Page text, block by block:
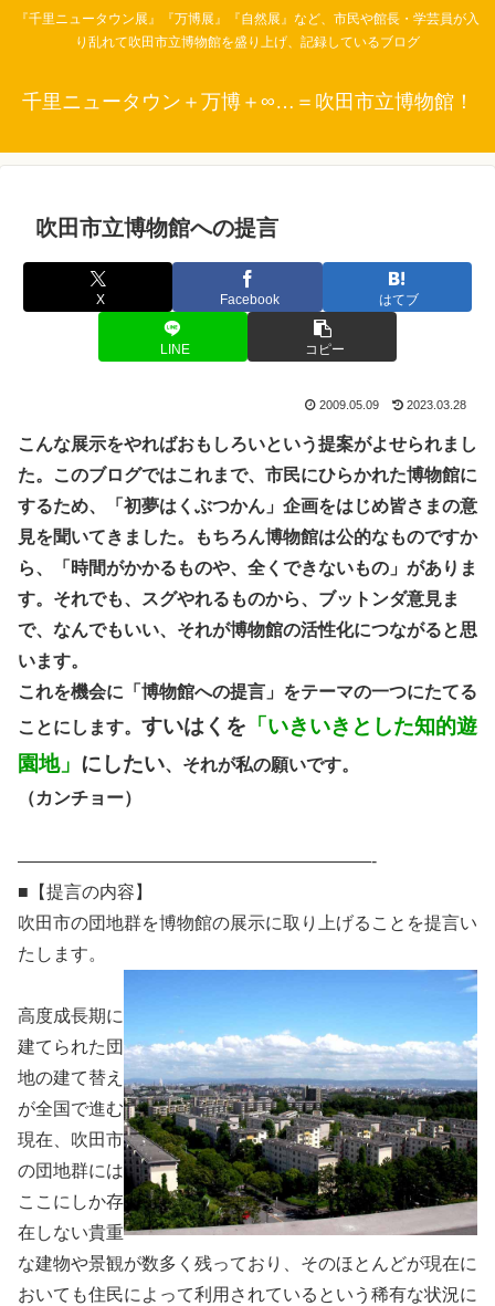
『千里ニュータウン展』『万博展』『自然展』など、市民や館長・学芸員が入
り乱れて吹田市立博物館を盛り上げ、記録しているブログ
千里ニュータウン＋万博＋∞…＝吹田市立博物館！
吹田市立博物館への提言
X Facebook はてブ
LINE コピー
2009.05.09 2023.03.28
こんな展示をやればおもしろいという提案がよせられまし
た。このブログではこれまで、市民にひらかれた博物館に
するため、「初夢はくぶつかん」企画をはじめ皆さまの意
見を聞いてきました。もちろん博物館は公的なものですか
ら、「時間がかかるものや、全くできないもの」がありま
す。それでも、スグやれるものから、ブットンダ意見ま
で、なんでもいい、それが博物館の活性化につながると思
います。
これを機会に「博物館への提言」をテーマの一つにたてる
ことにします。 すいはくを 「いきいきとした知的遊
園地」 にしたい、それが私の願いです。
（カンチョー）
————————————————————-
■【提言の内容】
吹田市の団地群を博物館の展示に取り上げることを提言い
たします。
高度成長期に
建てられた団
地の建て替え
が全国で進む
現在、吹田市
の団地群には
ここにしか存
在しない貴重
な建物や景観が数多く残っており、そのほとんどが現在に
おいても住民によって利用されているという稀有な状況に